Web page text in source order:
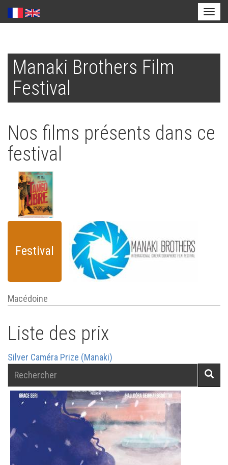
contenu
principal
Manaki Brothers Film
Festival
Nos films présents dans ce
festival
Festival
Macédoine
Liste des prix
Silver Caméra Prize (Manaki)